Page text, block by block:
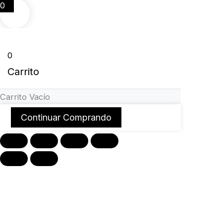
0
0
Carrito
Carrito Vacío
Continuar Comprando